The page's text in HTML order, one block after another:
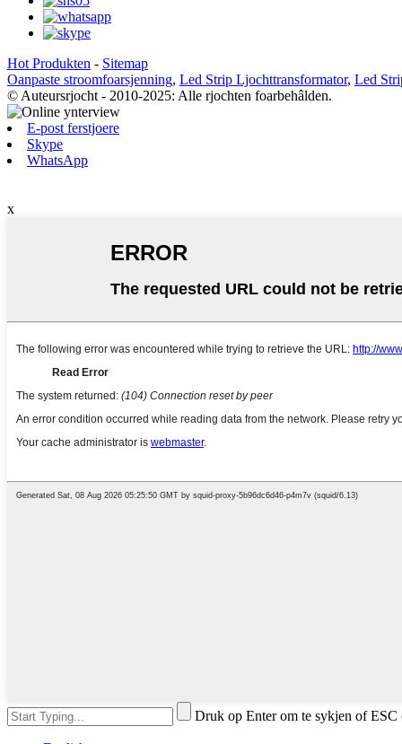
Hot Produkten - Sitemap
Oanpaste stroomfoarsjenning, Led Strip Ljochttransformator, Led
© Auteursrjocht - 2010-2025: Alle rjochten foarbehâlden.
E-post ferstjoere
Skype
WhatsApp
x
Druk op Enter om te sykjen of ESC